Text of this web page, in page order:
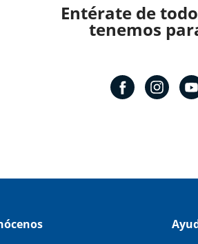
Entérate de
tenemos